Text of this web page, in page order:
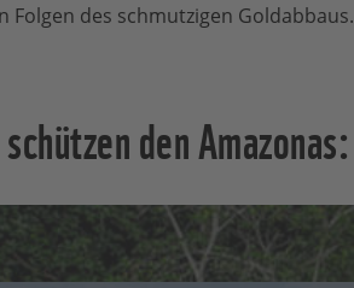
des schmutzigen Goldabbaus.
den Amazonas: